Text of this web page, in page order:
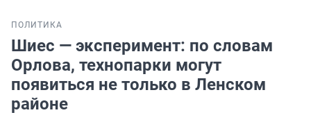
ПОЛИТИКА
Шиес — эксперимент: по словам
Орлова, технопарки могут
появиться не только в Ленском
районе